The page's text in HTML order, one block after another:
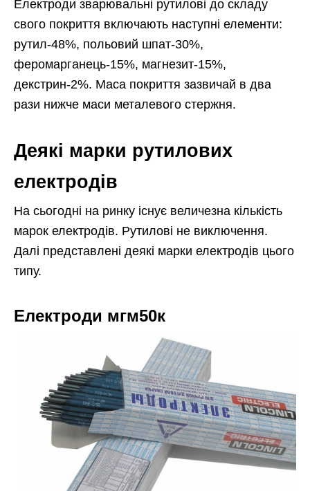
Електроди зварювальні рутилові до складу
свого покриття включають наступні елементи:
рутил-48%, польовий шпат-30%,
феромарганець-15%, магнезит-15%,
декстрин-2%. Маса покриття зазвичай в два
рази нижче маси металевого стержня.
Деякі марки рутилових
електродів
На сьогодні на ринку існує величезна кількість
марок електродів. Рутилові не виключення.
Далі представлені деякі марки електродів цього
типу.
Електроди мгм50к